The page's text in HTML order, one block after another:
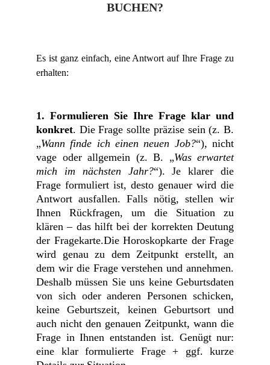
BUCHEN?
Es ist ganz einfach, eine Antwort auf Ihre Frage zu
erhalten:
1. Formulieren Sie Ihre Frage klar und
konkret. Die Frage sollte präzise sein (z. B.
„Wann finde ich einen neuen Job?“), nicht
vage oder allgemein (z. B. „Was erwartet
mich im nächsten Jahr?“). Je klarer die
Frage formuliert ist, desto genauer wird die
Antwort ausfallen. Falls nötig, stellen wir
Ihnen Rückfragen, um die Situation zu
klären – das hilft bei der korrekten Deutung
der Fragekarte.Die Horoskopkarte der Frage
wird genau zu dem Zeitpunkt erstellt, an
dem wir die Frage verstehen und annehmen.
Deshalb müssen Sie uns keine Geburtsdaten
von sich oder anderen Personen schicken,
keine Geburtszeit, keinen Geburtsort und
auch nicht den genauen Zeitpunkt, wann die
Frage in Ihnen entstanden ist. Genügt nur:
eine klar formulierte Frage + ggf. kurze